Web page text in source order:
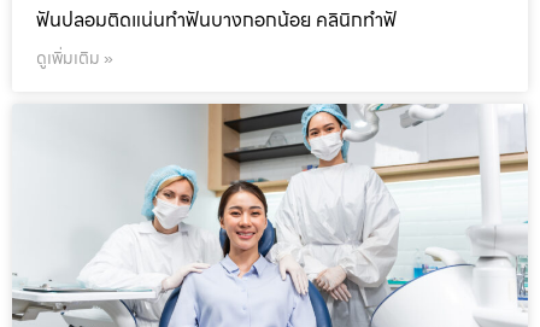
ฟันปลอมติดแน่นทำฟันบางกอกน้อย คลินิกทำฟั
ดูเพิ่มเติม »